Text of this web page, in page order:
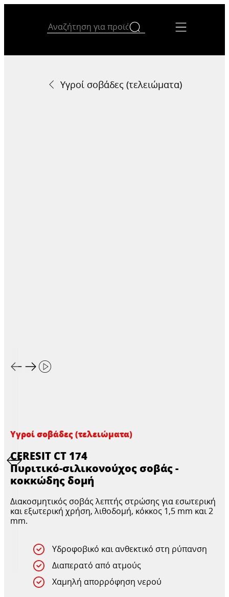
Υγροί σοβάδες (τελειώματα)
Υγροί σοβάδες (τελειώματα)
CERESIT CT 174
Πυριτικό-σιλικονούχος σοβάς -
κοκκώδης δομή
Διακοσμητικός σοβάς λεπτής στρώσης για εσωτερική
και εξωτερική χρήση, λιθοδομή, κόκκος 1,5 mm και 2
mm.
Υδροφοβικό και ανθεκτικό στη ρύπανση
Διαπερατό από ατμούς
Χαμηλή απορρόφηση νερού